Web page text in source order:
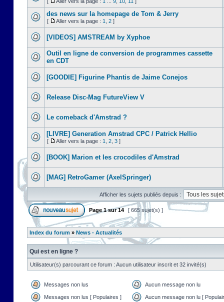
des news sur la homepage de Tom & Jerry
[ Aller vers la page : 1 2 ]
[VIDEOS] AMSTREAM by Xyphoe
Outil en ligne de conversion de programmes cassette
en CDT
[GOODIE] Figurine Phantis de Jaime Conejos
Release Disc-Mag FutureView V
Le comeback d'Amstrad ?
[LIVRE] Generation Amstrad CPC / Patrick Hellio
[ Aller vers la page : 1 2 3 ]
[BOOK] Marion et les crocodiles d'Amstrad
[MAG] RetroGamer (AxelSpringer)
Afficher les sujets publiés depuis :
Page1sur14 [ 665 sujet(s) ]
Index du forum » News - Actualités
Qui est en ligne ?
Utilisateur(s) parcourant ce forum : Aucun utilisateur inscrit et 32 invité(s)
Messages non lus Aucun message non lu
Messages non lus [ Populaires ] Aucun message non lu [